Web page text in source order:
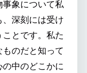
象について私
深刻には受け
とです。私た
のだと知って
中のどこかに